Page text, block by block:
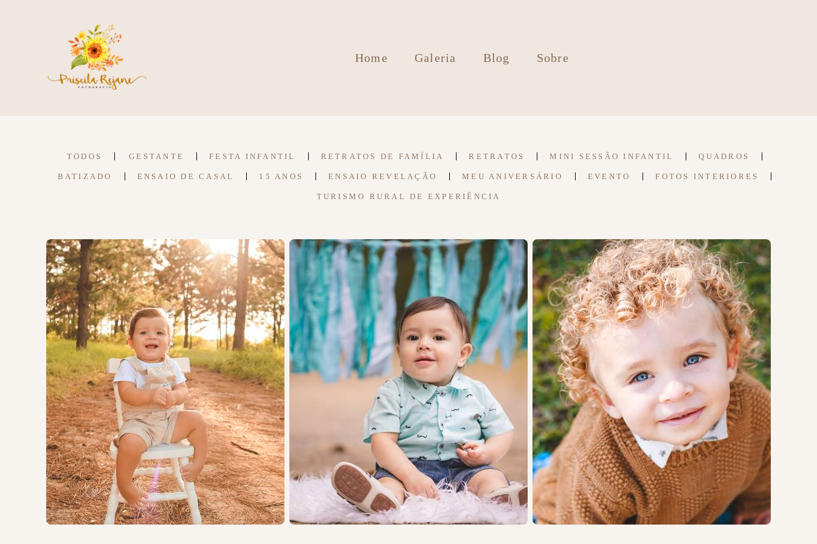
Home Galeria Blog Sobre
TODOS GESTANTE FESTA INFANTIL RETRATOS DE FAMÍLIA RETRATOS MINI SESSÃO INFANTIL QUADROS
BATIZADO ENSAIO DE CASAL 15 ANOS ENSAIO REVELAÇÃO MEU ANIVERSÁRIO EVENTO FOTOS INTERIORES
TURISMO RURAL DE EXPERIÊNCIA
601 0 1496 4 1591 16